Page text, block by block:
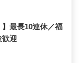
】最長10連休／福
歓迎